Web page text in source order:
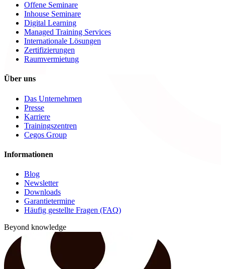
Offene Seminare
Inhouse Seminare
Digital Learning
Managed Training Services
Internationale Lösungen
Zertifizierungen
Raumvermietung
Über uns
Das Unternehmen
Presse
Karriere
Trainingszentren
Cegos Group
Informationen
Blog
Newsletter
Downloads
Garantietermine
Häufig gestellte Fragen (FAQ)
Beyond knowledge